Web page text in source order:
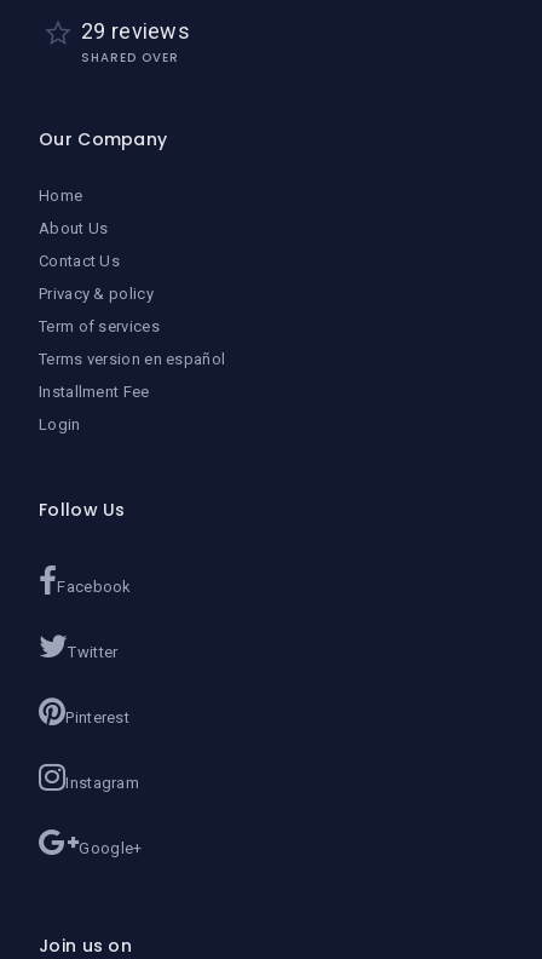
29 reviews
SHARED OVER
Our Company
Home
About Us
Contact Us
Privacy & policy
Term of services
Terms version en español
Installment Fee
Login
Follow Us
Facebook
Twitter
Pinterest
Instagram
Google+
Join us on